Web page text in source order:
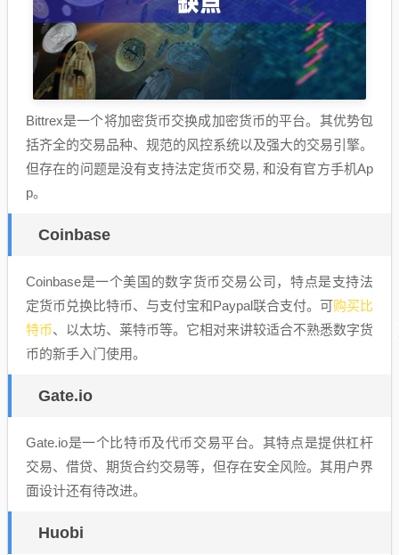
Bittrex是一个将加密货币交换成加密货币的平台。其优势包
括齐全的交易品种、规范的风控系统以及强大的交易引擎。
但存在的问题是没有支持法定货币交易, 和没有官方手机Ap
p。
Coinbase
Coinbase是一个美国的数字货币交易公司，特点是支持法
定货币兑换比特币、与支付宝和Paypal联合支付。可购买比
特币、以太坊、莱特币等。它相对来讲较适合不熟悉数字货
币的新手入门使用。
Gate.io
Gate.io是一个比特币及代币交易平台。其特点是提供杠杆
交易、借贷、期货合约交易等，但存在安全风险。其用户界
面设计还有待改进。
Huobi